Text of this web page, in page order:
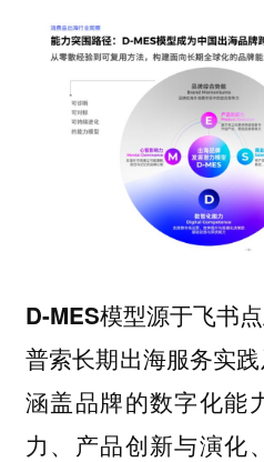
D-MES模型源于飞书
普索长期出海服务实
涵盖品牌的数字化能
力、产品创新与演化